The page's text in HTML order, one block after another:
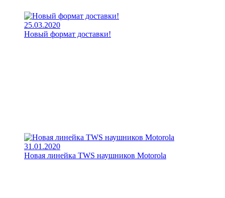
25.03.2020
Новый формат доставки!
31.01.2020
Новая линейка TWS наушников Motorola